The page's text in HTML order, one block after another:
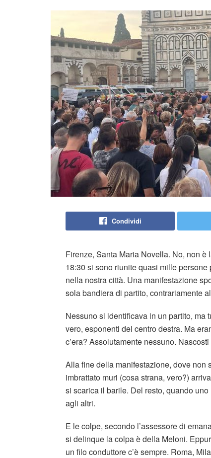
Condividi
Firenze, Santa Maria Novella. No, non
18:30 si sono riunite quasi mille
nella nostra città. Una manifestazione
sola bandiera di partito, contrariamente
Nessuno si identificava in un partito, ma
vero, esponenti del centro destra. Ma
c’era? Assolutamente nessuno.
Alla fine della manifestazione, dove non
imbrattato muri (cosa strana, vero?)
si scarica il barile. Del resto, quando
agli altri.
E le colpe, secondo l’assessore di
si delinque la colpa è della Meloni.
un filo conduttore c’è sempre. Roma,